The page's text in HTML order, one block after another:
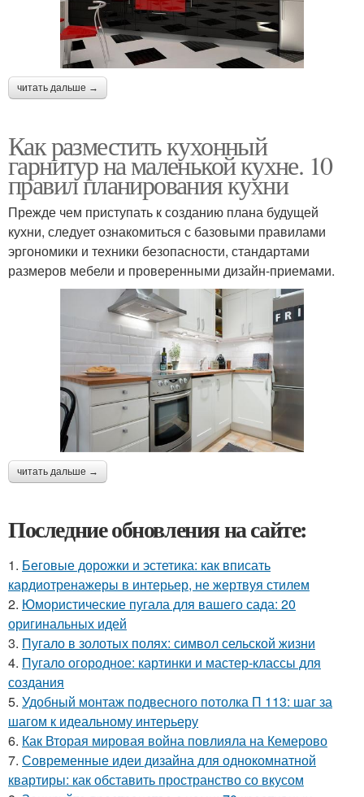
читать дальше →
Как разместить кухонный
гарнитур на маленькой кухне. 10
правил планирования кухни
Прежде чем приступать к созданию плана будущей
кухни, следует ознакомиться с базовыми правилами
эргономики и техники безопасности, стандартами
размеров мебели и проверенными дизайн-приемами.
читать дальше →
Последние обновления на сайте:
1. Беговые дорожки и эстетика: как вписать
кардиотренажеры в интерьер, не жертвуя стилем
2. Юмористические пугала для вашего сада: 20
оригинальных идей
3. Пугало в золотых полях: символ сельской жизни
4. Пугало огородное: картинки и мастер-классы для
создания
5. Удобный монтаж подвесного потолка П 113: шаг за
шагом к идеальному интерьеру
6. Как Вторая мировая война повлияла на Кемерово
7. Современные идеи дизайна для однокомнатной
квартиры: как обставить пространство со вкусом